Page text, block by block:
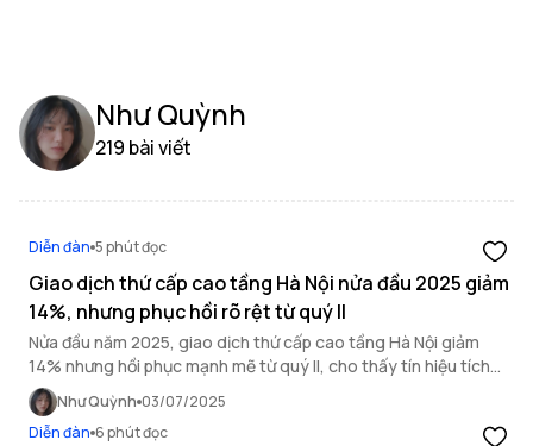
Như Quỳnh
219 bài viết
Diễn đàn 5 phút đọc
Giao dịch thứ cấp cao tầng Hà Nội nửa đầu 2025 giảm
14%, nhưng phục hồi rõ rệt từ quý II
Nửa đầu năm 2025, giao dịch thứ cấp cao tầng Hà Nội giảm
14% nhưng hồi phục mạnh mẽ từ quý II, cho thấy tín hiệu tích
cực của thị trường.
Như Quỳnh 03/07/2025
Diễn đàn 6 phút đọc